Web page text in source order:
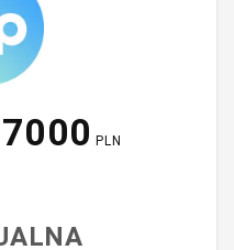
7000 PLN